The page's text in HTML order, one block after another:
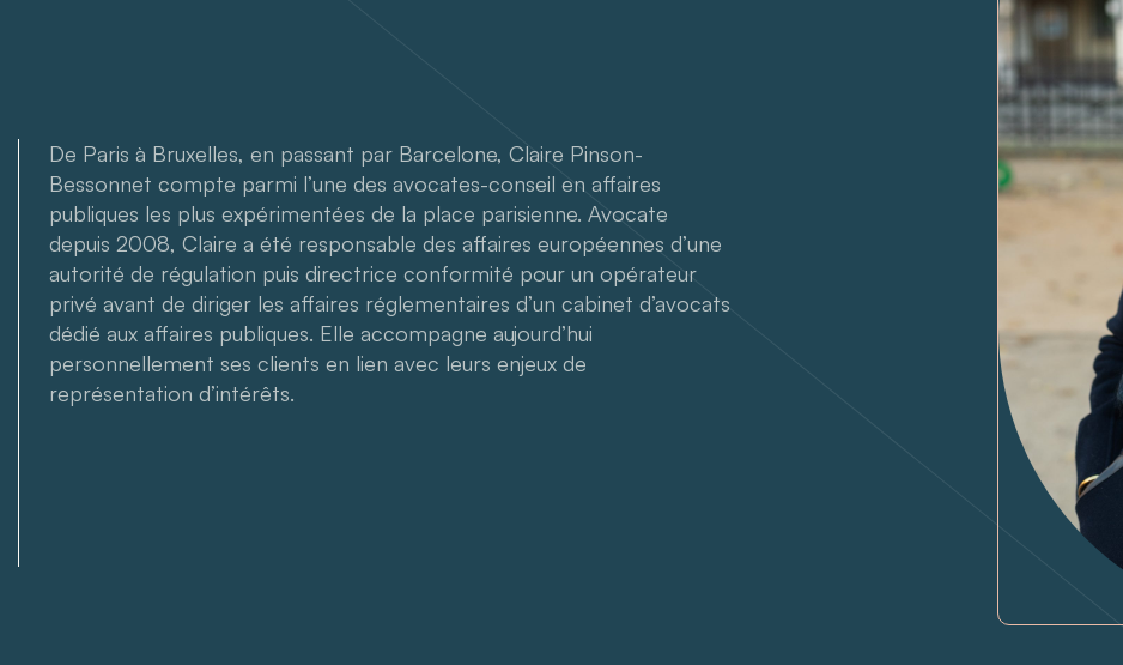
De Paris à Bruxelles, en passant par Barcelone, Claire Pinson-
Bessonnet compte parmi l’une des avocates-conseil en affaires
publiques les plus expérimentées de la place parisienne. Avocate
depuis 2008, Claire a été responsable des affaires européennes d’une
autorité de régulation puis directrice conformité pour un opérateur
privé avant de diriger les affaires réglementaires d’un cabinet d’avocats
dédié aux affaires publiques. Elle accompagne aujourd’hui
personnellement ses clients en lien avec leurs enjeux de
représentation d’intérêts.